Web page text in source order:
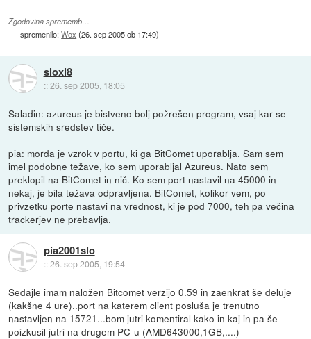
Zgodovina sprememb…
spremenilo:Wox (26. sep 2005 ob 17:49)
sloxl8
::26. sep 2005, 18:05
Saladin: azureus je bistveno bolj požrešen program, vsaj kar se
sistemskih sredstev tiče.
pia: morda je vzrok v portu, ki ga BitComet uporablja. Sam sem
imel podobne težave, ko sem uporabljal Azureus. Nato sem
preklopil na BitComet in nič. Ko sem port nastavil na 45000 in
nekaj, je bila težava odpravljena. BitComet, kolikor vem, po
privzetku porte nastavi na vrednost, ki je pod 7000, teh pa večina
trackerjev ne prebavlja.
pia2001slo
::26. sep 2005, 19:54
Sedajle imam naložen Bitcomet verzijo 0.59 in zaenkrat še deluje
(kakšne 4 ure)..port na katerem client posluša je trenutno
nastavljen na 15721...bom jutri komentiral kako in kaj in pa še
poizkusil jutri na drugem PC-u (AMD643000,1GB,....)